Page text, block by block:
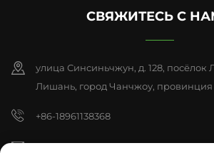
СВЯЖИТЕСЬ С
улица Синсиньчжун, д. 128, посёлок
Лишань, город Чанчжоу, провинция
+86-18961138368
[email protected]